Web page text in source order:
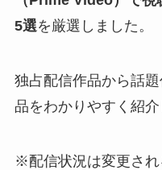
5選を厳選しました。
独占配信作品から話
品をわかりやすく紹介
※配信状況は変更さ